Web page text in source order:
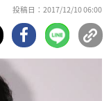
投稿日：2017/12/10 06:00